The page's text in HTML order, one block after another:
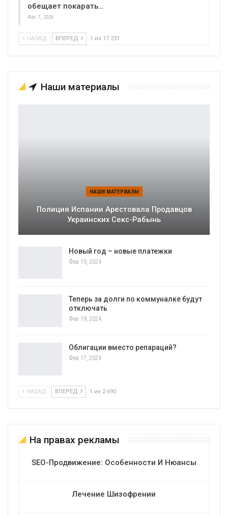
обещает покарать…
Авг 7, 2026
НАЗАД ВПЕРЕД 1 из 17 231
Наши материалы
НАШИ МАТЕРИАЛЫ
Полиция Испании Арестовала Продавцов
Украинских Секс-Рабынь
Новый год – новые платежки
Фев 19, 2024
Теперь за долги по коммуналке будут
отключать
Фев 19, 2024
Облигации вместо репараций?
Фев 17, 2024
НАЗАД ВПЕРЕД 1 из 2 690
На правах рекламы
SEO-Продвижение: Особенности И Нюансы
Лечение Шизофрении